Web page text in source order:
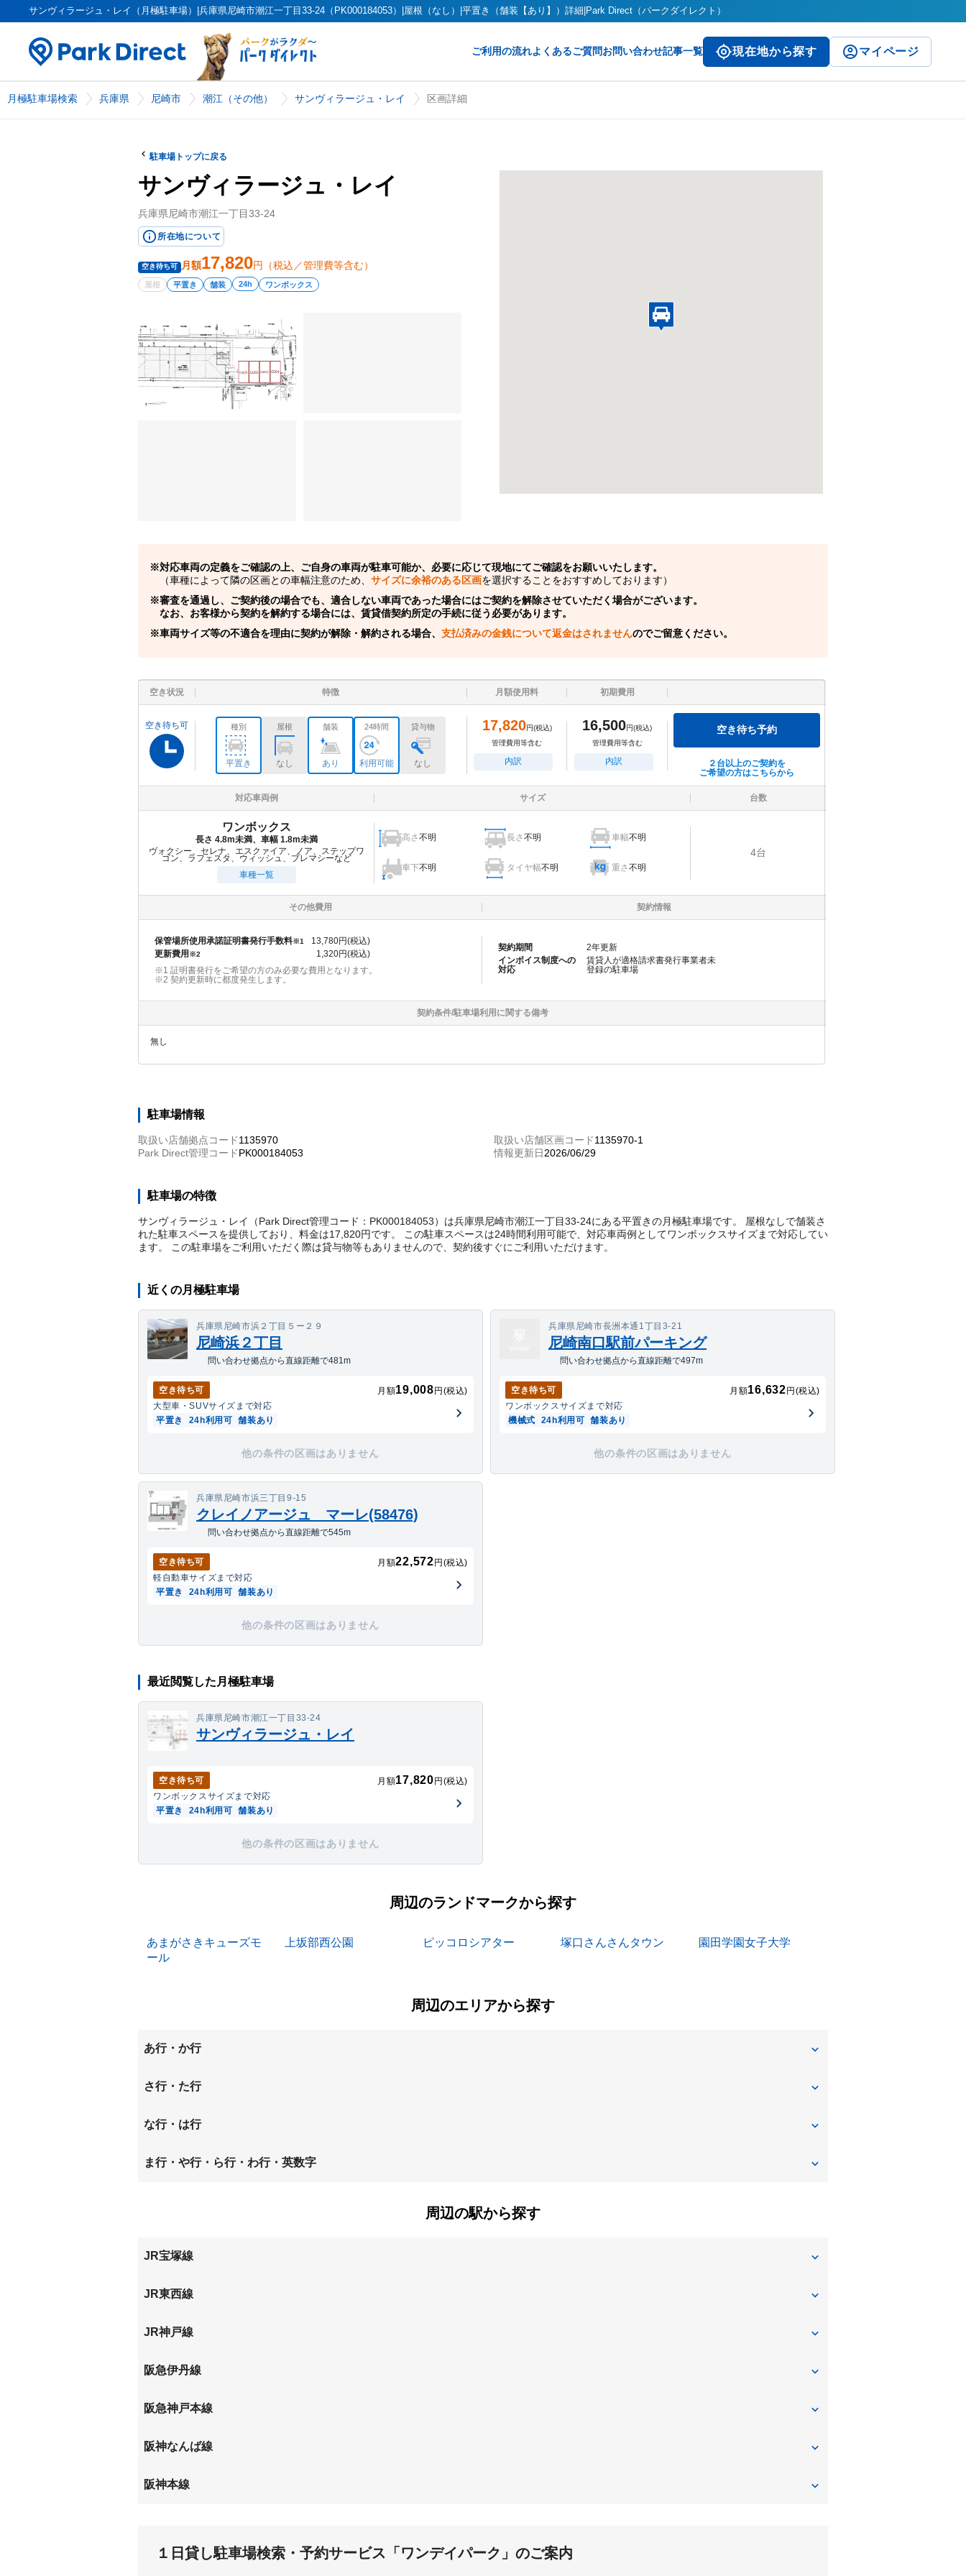
サンヴィラージュ・レイ（月極駐車場）|兵庫県尼崎市潮江一丁目33-24（PK000184053）|屋根（なし）|平置き（舗装【あり】）詳細|Park Direct（パークダイレクト）
ご利用の流れよくあるご質問お問い合わせ記事一覧 現在地から探す マイページ
月極駐車場検索 兵庫県 尼崎市 潮江（その他） サンヴィラージュ・レイ 区画詳細
駐車場トップに戻る
サンヴィラージュ・レイ
兵庫県尼崎市潮江一丁目33-24
所在地について
空き待ち可 月額17,820円（税込／管理費等含む）
屋根 平置き 舗装 24h ワンボックス
対応車両の定義をご確認の上、ご自身の車両が駐車可能か、必要に応じて現地にてご確認をお願いいたします。
（車種によって隣の区画との車幅注意のため、 サイズに余裕のある区画を選択することをおすすめしております）
審査を通過し、ご契約後の場合でも、適合しない車両であった場合にはご契約を解除させていただく場合がございます。
なお、お客様から契約を解約する場合には、賃貸借契約所定の手続に従う必要があります。
車両サイズ等の不適合を理由に契約が解除・解約される場合、 支払済みの金銭について返金はされませんのでご留意ください。
空き状況 特徴 月額使用料 初期費用
空き待ち可 種別
平置き
屋根
なし
舗装
あり
24時間
利用可能
貸与物
なし
17,820円(税込)
管理費用等含む
内訳
16,500円(税込)
管理費用等含む
内訳
空き待ち予約
２台以上のご契約を
ご希望の方はこちらから
対応車両例 サイズ 台数
ワンボックス
長さ 4.8m未満、車幅 1.8m未満
ヴォクシー、セレナ、エスクァイア、ノア、ステップワ
ゴン、ラフェスタ、ウィッシュ、プレマシーなど
車種一覧
高さ不明 長さ不明 車幅不明
車下不明 タイヤ幅不明 重さ不明
4台
その他費用 契約情報
保管場所使用承諾証明書発行手数料※1 13,780円(税込)
更新費用※2 1,320円(税込)
※1 証明書発行をご希望の方のみ必要な費用となります。
※2 契約更新時に都度発生します。
契約期間 2年更新
インボイス制度への
対応
賃貸人が適格請求書発行事業者未
登録の駐車場
契約条件/駐車場利用に関する備考
無し
駐車場情報
取扱い店舗拠点コード1135970 取扱い店舗区画コード1135970-1
Park Direct管理コードPK000184053 情報更新日2026/06/29
駐車場の特徴
サンヴィラージュ・レイ（Park Direct管理コード：PK000184053）は兵庫県尼崎市潮江一丁目33-24にある平置きの月極駐車場です。 屋根なしで舗装さ
れた駐車スペースを提供しており、料金は17,820円です。 この駐車スペースは24時間利用可能で、対応車両例としてワンボックスサイズまで対応してい
ます。 この駐車場をご利用いただく際は貸与物等もありませんので、契約後すぐにご利用いただけます。
近くの月極駐車場
兵庫県尼崎市浜２丁目５ー２９
尼崎浜２丁目
問い合わせ拠点から直線距離で481m
空き待ち可 月額19,008 円(税込)
大型車・SUVサイズまで対応
平置き
24h利用可 舗装あり
他の条件の区画はありません
兵庫県尼崎市長洲本通1丁目3-21
尼崎南口駅前パーキング
問い合わせ拠点から直線距離で497m
空き待ち可 月額16,632 円(税込)
ワンボックスサイズまで対応
機械式
24h利用可 舗装あり
他の条件の区画はありません
兵庫県尼崎市浜三丁目9-15
クレイノアージュ マーレ(58476)
問い合わせ拠点から直線距離で545m
空き待ち可 月額22,572 円(税込)
軽自動車サイズまで対応
平置き
24h利用可 舗装あり
他の条件の区画はありません
最近閲覧した月極駐車場
兵庫県尼崎市潮江一丁目33-24
サンヴィラージュ・レイ
空き待ち可 月額17,820 円(税込)
ワンボックスサイズまで対応
平置き
24h利用可 舗装あり
他の条件の区画はありません
周辺のランドマークから探す
あまがさきキューズモ
ール
上坂部西公園 ピッコロシアター 塚口さんさんタウン 園田学園女子大学
周辺のエリアから探す
あ行・か行
今福
瓦宮
さ行・た行
下坂部
塚口町 塚口本町
な行・は行
長洲中通 長洲西通
東大物町
東本町
ま行・や行・ら行・わ行・英数字
周辺の駅から探す
JR宝塚線
塚口
JR東西線
尼崎
JR神戸線
尼崎
阪急伊丹線
塚口
阪急神戸本線
園田
阪神なんば線
大物
阪神本線
１日貸し駐車場検索・予約サービス「ワンデイパーク」のご案内